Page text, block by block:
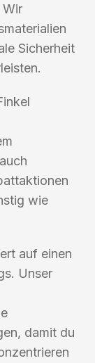
Wir
Sicherheit
wie
auf einen
Unser
damit du